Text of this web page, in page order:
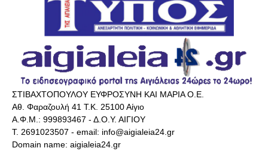
ΣΤΙΒΑΧΤΟΠΟΥΛΟΥ ΕΥΦΡΟΣΥΝΗ ΚΑΙ ΜΑΡΙΑ Ο.Ε.
Αθ. Φαραζουλή 41 Τ.Κ. 25100 Αίγιο
Α.Φ.Μ.: 999893467 - Δ.Ο.Υ. ΑΙΓΙΟΥ
Τ. 2691023507 - email: info@aigialeia24.gr
Domain name: aigialeia24.gr